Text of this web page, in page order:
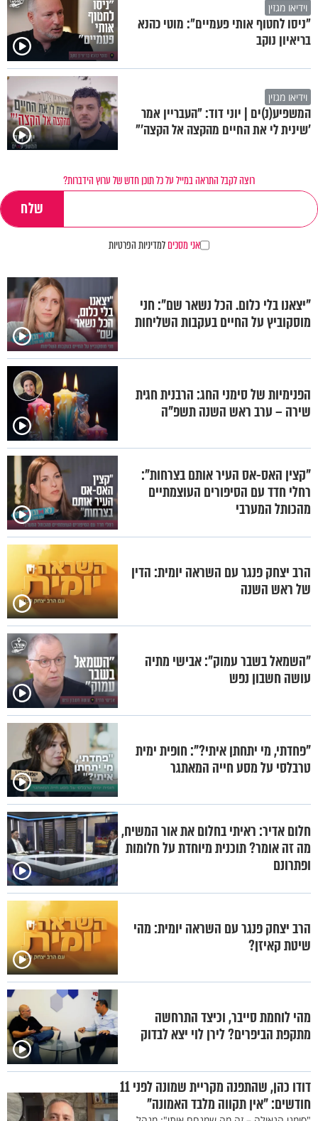
וידיאו מגזין
"ניסו לחטוף אותי פעמיים": מוטי כהנא
בריאיון נוקב
וידיאו מגזין
המשפיע(נ)ים | יוני דוד: "העבריין אמר
'שינית לי את החיים מהקצה אל הקצה'"
רוצה לקבל התראה במייל על כל תוכן חדש של ערוץ הידברות?
אני מסכיםלמדיניות הפרטיות
"יצאנו בלי כלום. הכל נשאר שם": חני
מוסקוביץ על החיים בעקבות השליחות
הפנימיות של סימני החג: הרבנית חגית
שירה – ערב ראש השנה תשפ"ה
"קצין האס-אס העיר אותם בצרחות":
רחלי חדד עם הסיפורים העוצמתיים
מהכותל המערבי
הרב יצחק פנגר עם השראה יומית: הדין
של ראש השנה
"השמאל בשבר עמוק": אבישי מתיה
עושה חשבון נפש
"פחדתי, מי יתחתן איתי?": חופית ימית
טרבלסי על מסע חייה המאתגר
חלום אדיר: ראיתי בחלום את אור המשיח,
מה זה אומר? תוכנית מיוחדת על חלומות
ופתרונם
הרב יצחק פנגר עם השראה יומית: מהי
שיטת קאיזן?
מהי לוחמת סייבר, וכיצד התרחשה
מתקפת הביפרים? לירן לוי יצא לבדוק
דודו כהן, שהתפנה מקריית שמונה לפני 11
חודשים: "אין תקווה מלבד האמונה"